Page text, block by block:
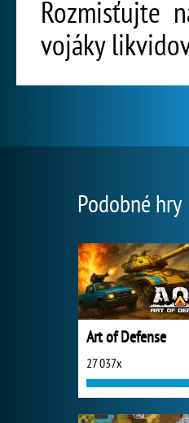
Rozmisťujte
vojáky
Podobné hry
Art of Defense
27 037x